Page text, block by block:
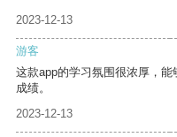
2023-12-13
游客
这款app的学习氛围很浓厚，
成绩。
2023-12-13